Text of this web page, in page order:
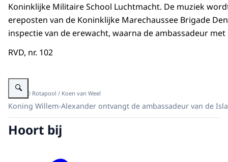
Koninklijke Militaire School Luchtmacht. De muziek
ereposten van de Koninklijke Marechaussee Brigade
inspectie van de erewacht, waarna de ambassadeur
RVD, nr. 102
Vergroot afbeelding ""
Beeld: © Rotapool / Koen van Weel
Koning Willem-Alexander ontvangt de ambassadeur van de
Hoort bij